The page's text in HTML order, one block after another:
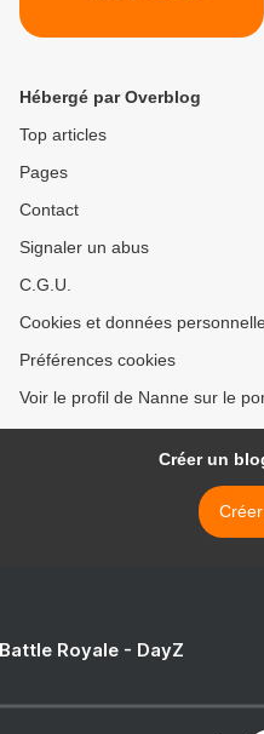
Hébergé par Overblog
Top articles
Pages
Contact
Signaler un abus
C.G.U.
Cookies et données
Préférences cookies
Voir le profil de Nanne sur le
Créer un
Royale - DayZ